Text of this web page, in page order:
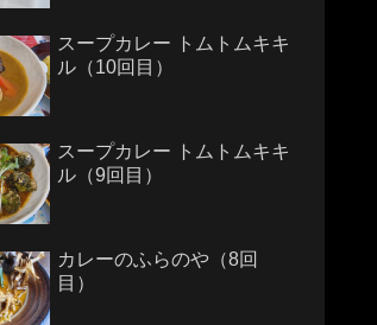
スープカレー トムトムキキ
ル（10回目）
スープカレー トムトムキキ
ル（9回目）
カレーのふらのや（8回
目）